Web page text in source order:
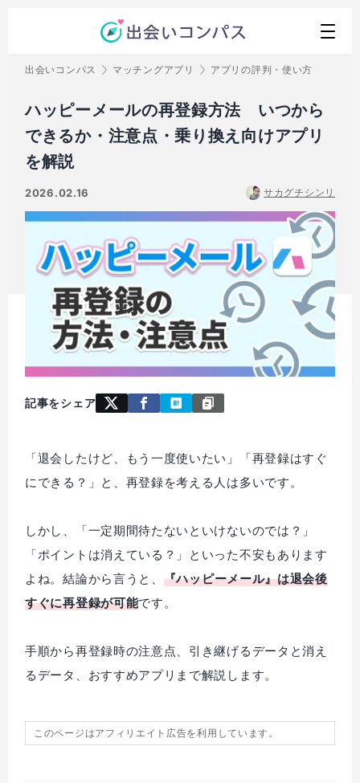
出会いコンパス マッチングアプリ アプリの評判・使い方
ハッピーメールの再登録方法 いつから
できるか・注意点・乗り換え向けアプリ
を解説
2026.02.16 サカグチシンリ
記事をシェア
「退会したけど、もう一度使いたい」「再登録はすぐ
にできる？」と、再登録を考える人は多いです。
しかし、「一定期間待たないといけないのでは？」
「ポイントは消えている？」といった不安もあります
よね。結論から言うと、 『ハッピーメール』は退会後
すぐに再登録が可能です。
手順から再登録時の注意点、引き継げるデータと消え
るデータ、おすすめアプリまで解説します。
このページはアフィリエイト広告を利用しています。